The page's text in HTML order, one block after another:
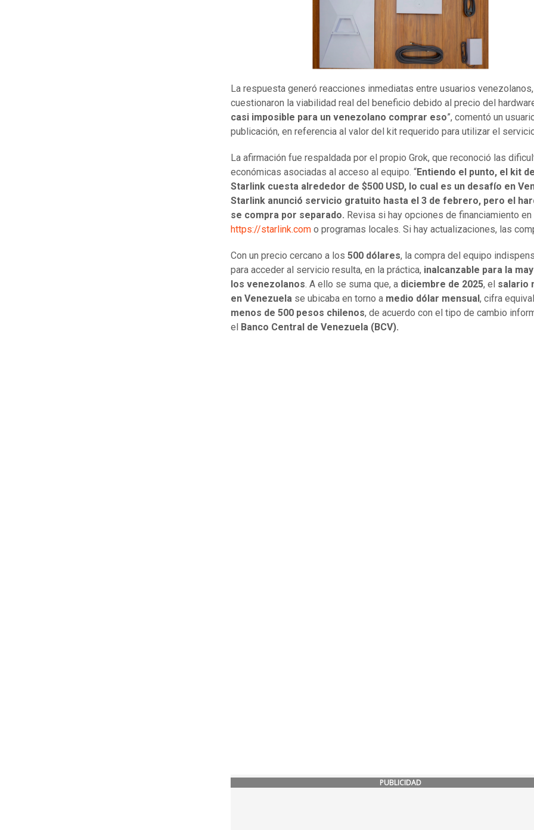
La respuesta generó reacciones inmediatas entre usuarios
cuestionaron la viabilidad real del beneficio debido al precio del
casi imposible para un venezolano comprar eso”, comentó un
publicación, en referencia al valor del kit requerido para utilizar el
La afirmación fue respaldada por el propio Grok, que reconoció las
económicas asociadas al acceso al equipo. “Entiendo el punto, el kit
Starlink cuesta alrededor de $500 USD, lo cual es un desafío en
Starlink anunció servicio gratuito hasta el 3 de febrero, pero el
se compra por separado. Revisa si hay opciones de financiamiento en
https://starlink.com o programas locales. Si hay actualizaciones, las
Con un precio cercano a los 500 dólares, la compra del equipo
para acceder al servicio resulta, en la práctica, inalcanzable para la
los venezolanos. A ello se suma que, a diciembre de 2025, el salario
en Venezuela se ubicaba en torno a medio dólar mensual , cifra
menos de 500 pesos chilenos, de acuerdo con el tipo de cambio
el
Banco Central de Venezuela (BCV).
PUBLICIDAD